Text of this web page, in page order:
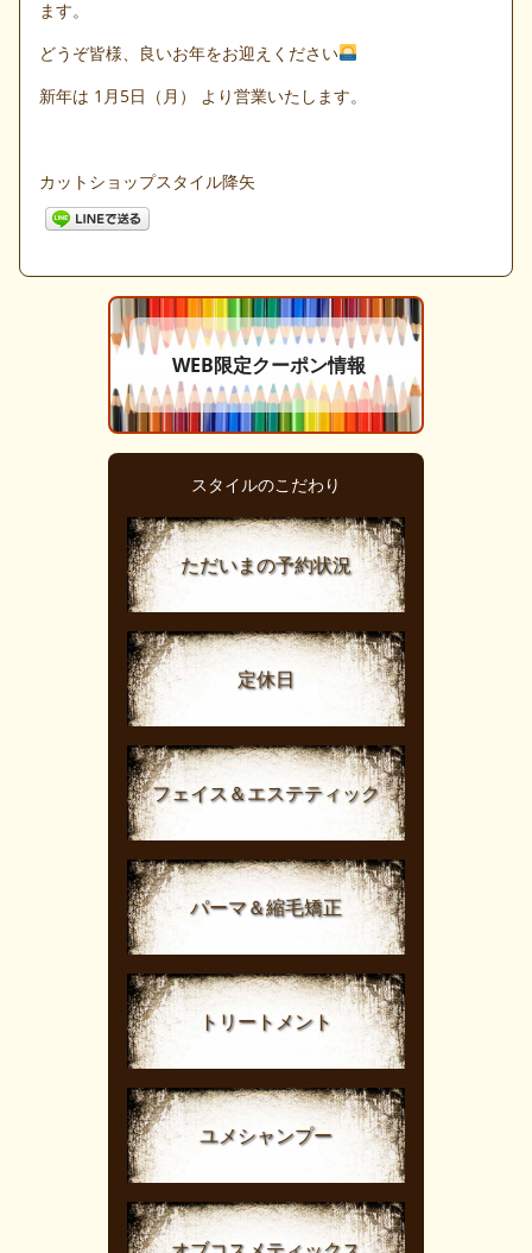
ます。
どうぞ皆様、良いお年をお迎えください
新年は 1月5日（月） より営業いたします。
カットショップスタイル降矢
WEB限定クーポン情報
スタイルのこだわり
ただいまの予約状況
定休日
フェイス＆エステティック
パーマ＆縮毛矯正
トリートメント
ユメシャンプー